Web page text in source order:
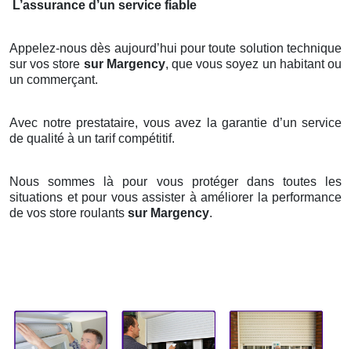
L’assurance d’un service fiable
Appelez-nous dès aujourd’hui pour toute solution technique
sur vos store sur Margency, que vous soyez un habitant ou
un commerçant.
Avec notre prestataire, vous avez la garantie d’un service
de qualité à un tarif compétitif.
Nous sommes là pour vous protéger dans toutes les
situations et pour vous assister à améliorer la performance
de vos store roulants sur Margency.